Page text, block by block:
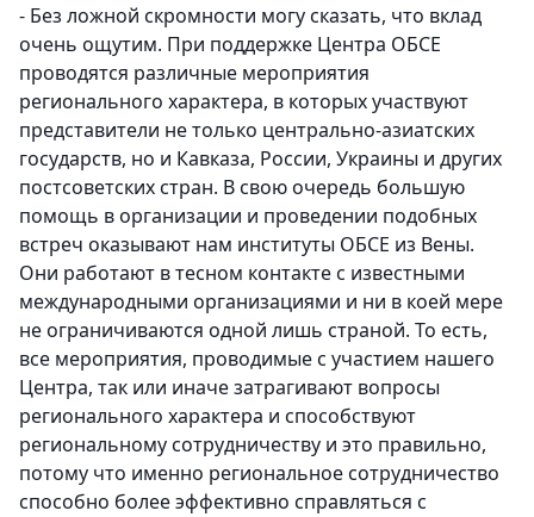
- Без ложной скромности могу сказать, что вклад
очень ощутим. При поддержке Центра ОБСЕ
проводятся различные мероприятия
регионального характера, в которых участвуют
представители не только центрально-азиатских
государств, но и Кавказа, России, Украины и других
постсоветских стран. В свою очередь большую
помощь в организации и проведении подобных
встреч оказывают нам институты ОБСЕ из Вены.
Они работают в тесном контакте с известными
международными организациями и ни в коей мере
не ограничиваются одной лишь страной. То есть,
все мероприятия, проводимые с участием нашего
Центра, так или иначе затрагивают вопросы
регионального характера и способствуют
региональному сотрудничеству и это правильно,
потому что именно региональное сотрудничество
способно более эффективно справляться с